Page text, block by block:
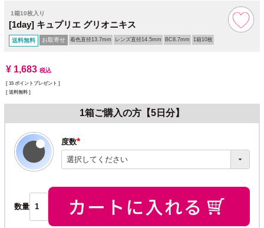
1箱10枚入り
[1day] キュプリエ グリオニキス
送料無料 お取寄せ 着色直径13.7mm レンズ直径14.5mm BC8.7mm 1箱10枚
¥ 1,683 税込
[ 15 ポイントプレゼント ]
送料無料
1箱ご購入の方【5日分】
度数
(必
須)
数量